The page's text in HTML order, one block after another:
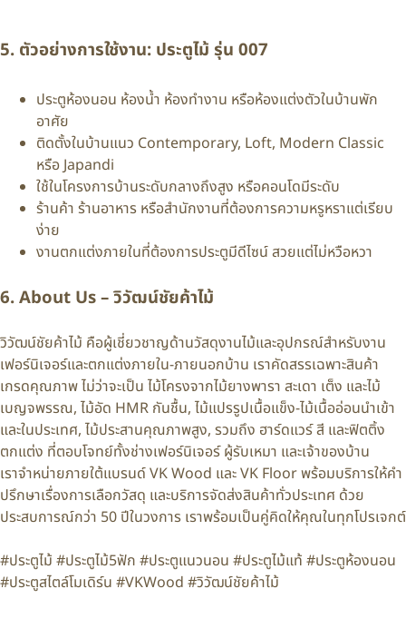
5. ตัวอย่างการใช้งาน: ประตูไม้ รุ่น 007
ประตูห้องนอน ห้องน้ำ ห้องทำงาน หรือห้องแต่งตัวในบ้านพัก
อาศัย
ติดตั้งในบ้านแนว Contemporary, Loft, Modern Classic
หรือ Japandi
ใช้ในโครงการบ้านระดับกลางถึงสูง หรือคอนโดมีระดับ
ร้านค้า ร้านอาหาร หรือสำนักงานที่ต้องการความหรูหราแต่เรียบ
ง่าย
งานตกแต่งภายในที่ต้องการประตูมีดีไซน์ สวยแต่ไม่หวือหวา
6. About Us – วิวัฒน์ชัยค้าไม้
วิวัฒน์ชัยค้าไม้ คือผู้เชี่ยวชาญด้านวัสดุงานไม้และอุปกรณ์สำหรับงาน
เฟอร์นิเจอร์และตกแต่งภายใน-ภายนอกบ้าน เราคัดสรรเฉพาะสินค้า
เกรดคุณภาพ ไม่ว่าจะเป็น ไม้โครงจากไม้ยางพารา สะเดา เต็ง และไม้
เบญจพรรณ, ไม้อัด HMR กันชื้น, ไม้แปรรูปเนื้อแข็ง-ไม้เนื้ออ่อนนำเข้า
และในประเทศ, ไม้ประสานคุณภาพสูง, รวมถึง ฮาร์ดแวร์ สี และฟิตติ้ง
ตกแต่ง ที่ตอบโจทย์ทั้งช่างเฟอร์นิเจอร์ ผู้รับเหมา และเจ้าของบ้าน
เราจำหน่ายภายใต้แบรนด์ VK Wood และ VK Floor พร้อมบริการให้คำ
ปรึกษาเรื่องการเลือกวัสดุ และบริการจัดส่งสินค้าทั่วประเทศ ด้วย
ประสบการณ์กว่า 50 ปีในวงการ เราพร้อมเป็นคู่คิดให้คุณในทุกโปรเจกต์
#ประตูไม้ #ประตูไม้5ฟัก #ประตูแนวนอน #ประตูไม้แท้ #ประตูห้องนอน
#ประตูสไตล์โมเดิร์น #VKWood #วิวัฒน์ชัยค้าไม้